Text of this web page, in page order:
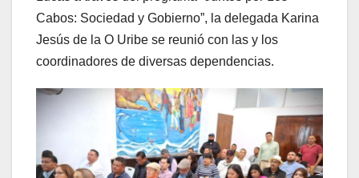
Cabos: Sociedad y Gobierno”, la delegada Karina
Jesús de la O Uribe se reunió con las y los
coordinadores de diversas dependencias.